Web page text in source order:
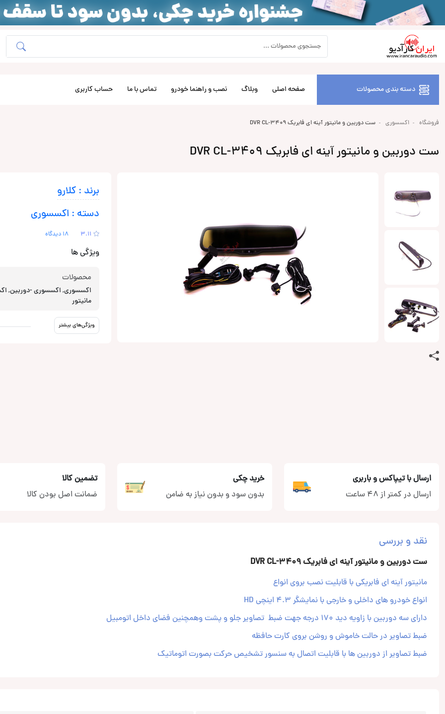
دسته بندی محصولات صفحه اصلی وبلاگ نصب و راهنما خودرو تماس با ما حساب کاربری
فروشگاه اکسسوری ست دوربین و مانیتور آینه ای فابریک DVR CL-3409
ست دوربین و مانیتور آینه ای فابریک DVR CL-3409
برند : کلارو
دسته : اکسسوری
3.11 18 دیدگاه
ویژگی ها
محصولات
اکسسوری, اکسسوری -دوربین,
مانیتور
ویژگی‌های بیشتر
ارسال با تیپاکس و باربری
ارسال در کمتر از 48 ساعت
خرید چکی
بدون سود و بدون نیاز به ضامن
تضمین کالا
ضمانت اصل بودن کالا
نقد و بررسی
ست دوربین و مانیتور آینه ای فابریک DVR CL-3409
مانیتور آینه ای فابریکی با قابلیت نصب بروی انواع
انواع خودرو های داخلی و خارجی با نمایشگر 4.3 اینچی HD
دارای سه دوربین با زاویه دید 170 درجه جهت ضبط تصاویر جلو و پشت وهمچنین فضای داخل اتومبیل
ضبط تصاویر در حالت خاموش و روشن بروی کارت حافظه
ضبط تصاویر از دوربین ها با قابلیت اتصال به سنسور تشخیص حرکت بصورت اتوماتیک